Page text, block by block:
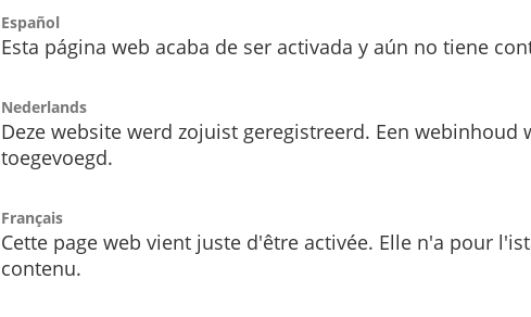
Español
Esta página web acaba de ser activada y aún no tiene
Nederlands
Deze website werd zojuist geregistreerd. Een webinhoud
toegevoegd.
Français
Cette page web vient juste d'être activée. Elle n'a pour
contenu.